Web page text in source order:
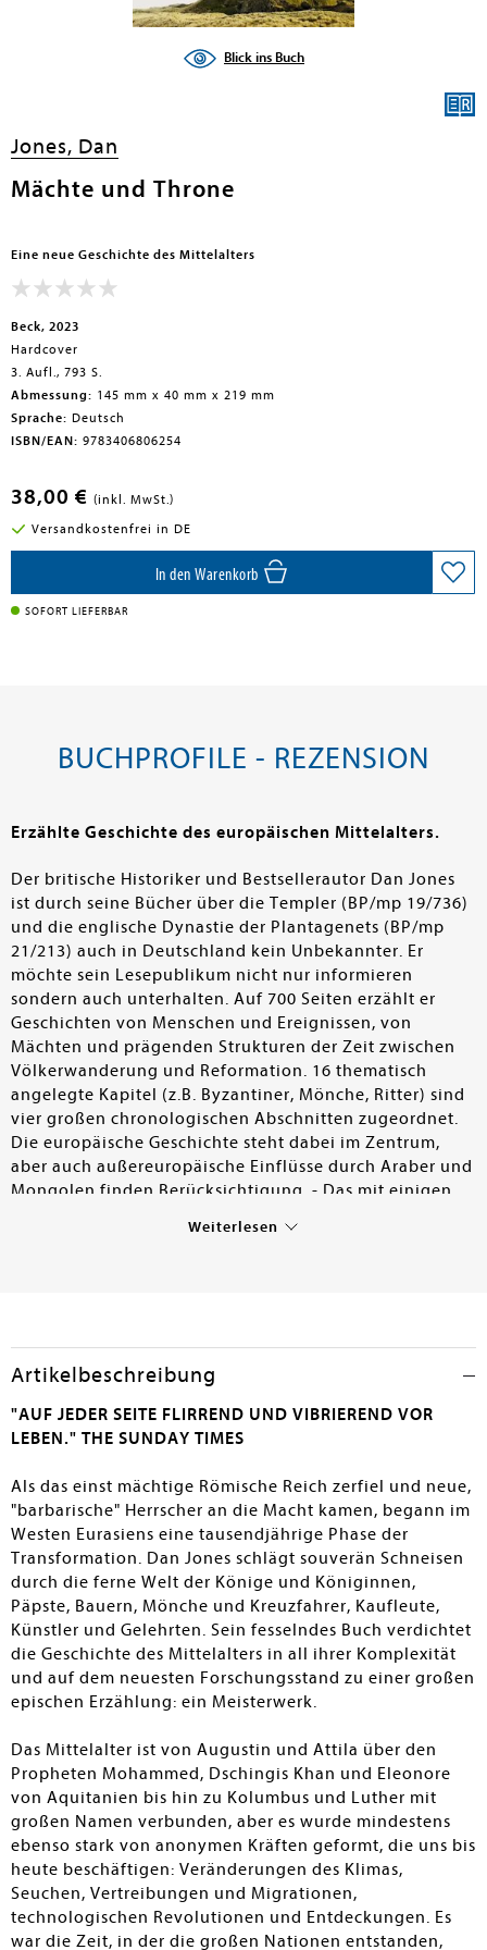
Blick ins Buch
Jones, Dan
Mächte und Throne
Eine neue Geschichte des Mittelalters
Beck, 2023
Hardcover
3. Aufl., 793 S.
Abmessung: 145 mm x 40 mm x 219 mm
Sprache: Deutsch
ISBN/EAN: 9783406806254
38,00 € (inkl. MwSt.)
Versandkostenfrei in DE
In den Warenkorb
SOFORT LIEFERBAR
BUCHPROFILE - REZENSION
Erzählte Geschichte des europäischen Mittelalters.
Der britische Historiker und Bestsellerautor Dan Jones
ist durch seine Bücher über die Templer (BP/mp 19/736)
und die englische Dynastie der Plantagenets (BP/mp
21/213) auch in Deutschland kein Unbekannter. Er
möchte sein Lesepublikum nicht nur informieren
sondern auch unterhalten. Auf 700 Seiten erzählt er
Geschichten von Menschen und Ereignissen, von
Mächten und prägenden Strukturen der Zeit zwischen
Völkerwanderung und Reformation. 16 thematisch
angelegte Kapitel (z.B. Byzantiner, Mönche, Ritter) sind
vier großen chronologischen Abschnitten zugeordnet.
Die europäische Geschichte steht dabei im Zentrum,
aber auch außereuropäische Einflüsse durch Araber und
Mongolen finden Berücksichtigung. - Das mit einigen
Sachbuch bietet eine spannende und kurzweilige
Weiterlesen
Artikelbeschreibung
"AUF JEDER SEITE FLIRREND UND VIBRIEREND VOR
LEBEN." THE SUNDAY TIMES
Als das einst mächtige Römische Reich zerfiel und neue,
"barbarische" Herrscher an die Macht kamen, begann im
Westen Eurasiens eine tausendjährige Phase der
Transformation. Dan Jones schlägt souverän Schneisen
durch die ferne Welt der Könige und Königinnen,
Päpste, Bauern, Mönche und Kreuzfahrer, Kaufleute,
Künstler und Gelehrten. Sein fesselndes Buch verdichtet
die Geschichte des Mittelalters in all ihrer Komplexität
und auf dem neuesten Forschungsstand zu einer großen
epischen Erzählung: ein Meisterwerk.
Das Mittelalter ist von Augustin und Attila über den
Propheten Mohammed, Dschingis Khan und Eleonore
von Aquitanien bis hin zu Kolumbus und Luther mit
großen Namen verbunden, aber es wurde mindestens
ebenso stark von anonymen Kräften geformt, die uns bis
heute beschäftigen: Veränderungen des Klimas,
Seuchen, Vertreibungen und Migrationen,
technologischen Revolutionen und Entdeckungen. Es
war die Zeit, in der die großen Nationen entstanden,